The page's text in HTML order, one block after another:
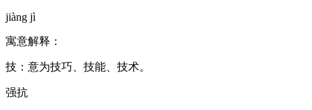
jiàng jì
寓意解释：
技：意为技巧、技能、技术。
强抗